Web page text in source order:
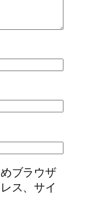
ブラウザ
ス、サイ